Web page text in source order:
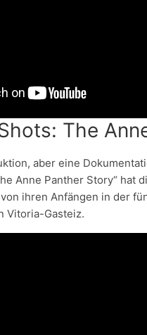
The
aber eine
Anne Panther Story“
ihren Anfängen in der
Vitoria-Gasteiz.